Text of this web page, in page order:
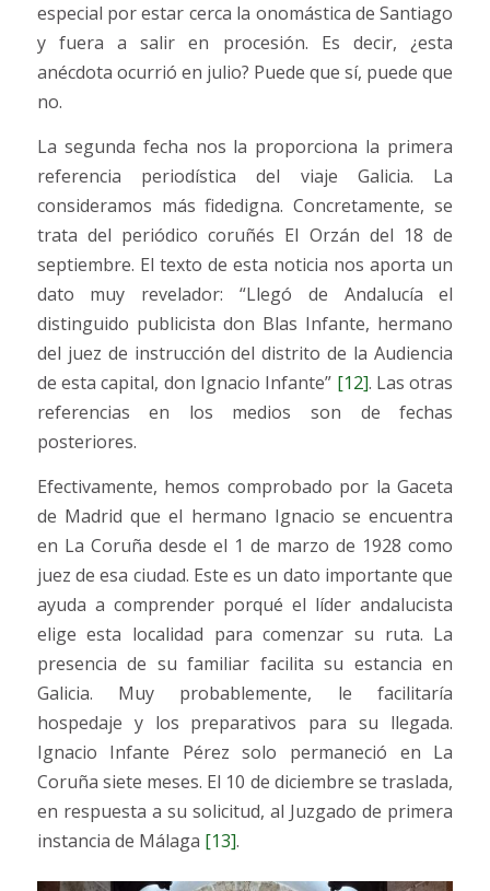
especial por estar cerca la onomástica de Santiago
y fuera a salir en procesión. Es decir, ¿esta
anécdota ocurrió en julio? Puede que sí, puede que
no.
La segunda fecha nos la proporciona la primera
referencia periodística del viaje Galicia. La
consideramos más fidedigna. Concretamente, se
trata del periódico coruñés El Orzán del 18 de
septiembre. El texto de esta noticia nos aporta un
dato muy revelador: “Llegó de Andalucía el
distinguido publicista don Blas Infante, hermano
del juez de instrucción del distrito de la Audiencia
de esta capital, don Ignacio Infante” [12]. Las otras
referencias en los medios son de fechas
posteriores.
Efectivamente, hemos comprobado por la Gaceta
de Madrid que el hermano Ignacio se encuentra
en La Coruña desde el 1 de marzo de 1928 como
juez de esa ciudad. Este es un dato importante que
ayuda a comprender porqué el líder andalucista
elige esta localidad para comenzar su ruta. La
presencia de su familiar facilita su estancia en
Galicia. Muy probablemente, le facilitaría
hospedaje y los preparativos para su llegada.
Ignacio Infante Pérez solo permaneció en La
Coruña siete meses. El 10 de diciembre se traslada,
en respuesta a su solicitud, al Juzgado de primera
instancia de Málaga [13].